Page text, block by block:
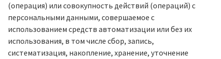
(операция) или совокупность действий (операций) с
персональными данными, совершаемое с
использованием средств автоматизации или без их
использования, в том числе сбор, запись,
систематизация, накопление, хранение, уточнение